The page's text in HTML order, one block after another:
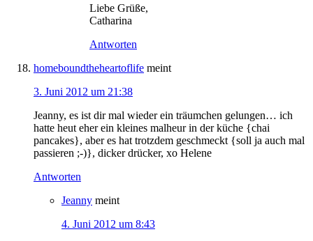
Liebe Grüße,
Catharina
Antworten
homeboundtheheartoflife meint
3. Juni 2012 um 21:38
Jeanny, es ist dir mal wieder ein träumchen gelungen… ich
hatte heut eher ein kleines malheur in der küche {chai
pancakes}, aber es hat trotzdem geschmeckt {soll ja auch mal
passieren ;-)}, dicker drücker, xo Helene
Antworten
Jeanny meint
4. Juni 2012 um 8:43